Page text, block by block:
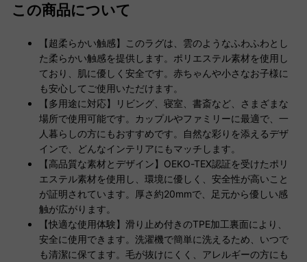
この商品について
【超柔らかい触感】このラグは、雲のようなふわふわとし
た柔らかい触感を提供します。ポリエステル素材を使用し
ており、肌に優しく安全です。赤ちゃんや小さなお子様に
も安心してご使用いただけます。
【多用途に対応】リビング、寝室、書斎など、さまざまな
場所で使用可能です。カップルやファミリーに最適で、一
人暮らしの方にもおすすめです。自然な彩りを添えるデザ
インで、どんなインテリアにもマッチします。
【高品質な素材とデザイン】OEKO-TEX認証を受けたポリ
エステル素材を使用し、環境に優しく、安全性が高いこと
が証明されています。厚さ約20mmで、足元から優しい感
触が広がります。
【快適な使用体験】滑り止め付きのTPE加工裏面により、
安全に使用できます。洗濯機で簡単に洗えるため、いつで
も清潔に保てます。毛が抜けにくく、アレルギーの方にも